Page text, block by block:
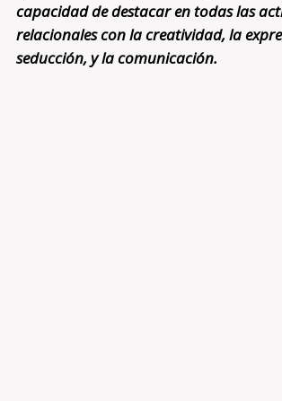
capacidad de destacar en todas las
relacionales con la creatividad, la
seducción, y la comunicación.